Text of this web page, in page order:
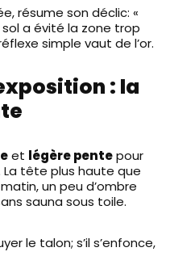
résume son déclic: «
a évité la zone trop
simple vaut de l’or.
: la
et légère pentepour
La tête plus haute que
un peu d’ombre
sauna sous toile.
le talon; s’il s’enfonce,